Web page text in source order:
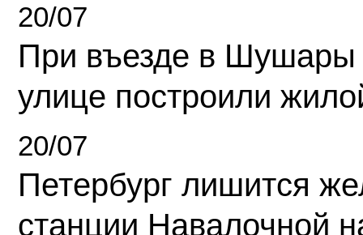
20/07
При въезде в Шушары
улице построили
20/07
Петербург лишится
станции Навалочной